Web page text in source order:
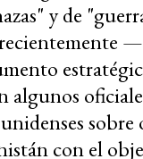
y de
algunos
con el